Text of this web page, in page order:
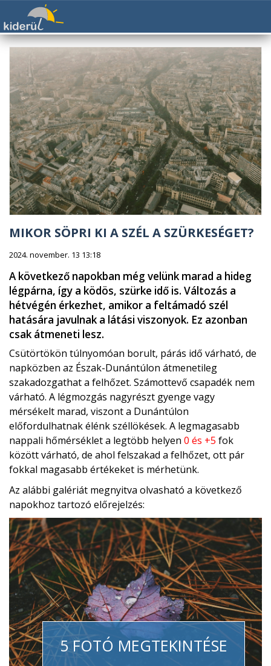
MIKOR SÖPRI KI A SZÉL A SZÜRKESÉGET?
2024. november. 13 13:18
A következő napokban még velünk marad a hideg
légpárna, így a ködös, szürke idő is. Változás a
hétvégén érkezhet, amikor a feltámadó szél
hatására javulnak a látási viszonyok. Ez azonban
csak átmeneti lesz.
Csütörtökön túlnyomóan borult, párás idő várható, de
napközben az Észak-Dunántúlon átmenetileg
szakadozgathat a felhőzet. Számottevő csapadék nem
várható. A légmozgás nagyrészt gyenge vagy
mérsékelt marad, viszont a Dunántúlon
előfordulhatnak élénk széllökések. A legmagasabb
nappali hőmérséklet a legtöbb helyen 0 és +5 fok
között várható, de ahol felszakad a felhőzet, ott pár
fokkal magasabb értékeket is mérhetünk.
Az alábbi galériát megnyitva olvasható a következő
napokhoz tartozó előrejelzés:
5 FOTÓ MEGTEKINTÉSE